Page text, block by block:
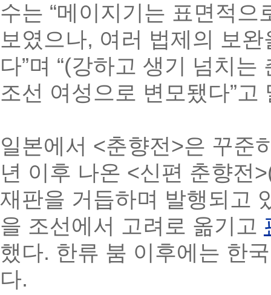
수는 “메이지기는 표면적
보였으나, 여러 법제의 보
다”며 “(강하고 생기 넘치
조선 여성으로 변모됐다”고
일본에서 <춘향전>은 꾸준
년 이후 나온 <신편 춘향전
재판을 거듭하며 발행되고
을 조선에서 고려로 옮기고
했다. 한류 붐 이후에는 한
다.